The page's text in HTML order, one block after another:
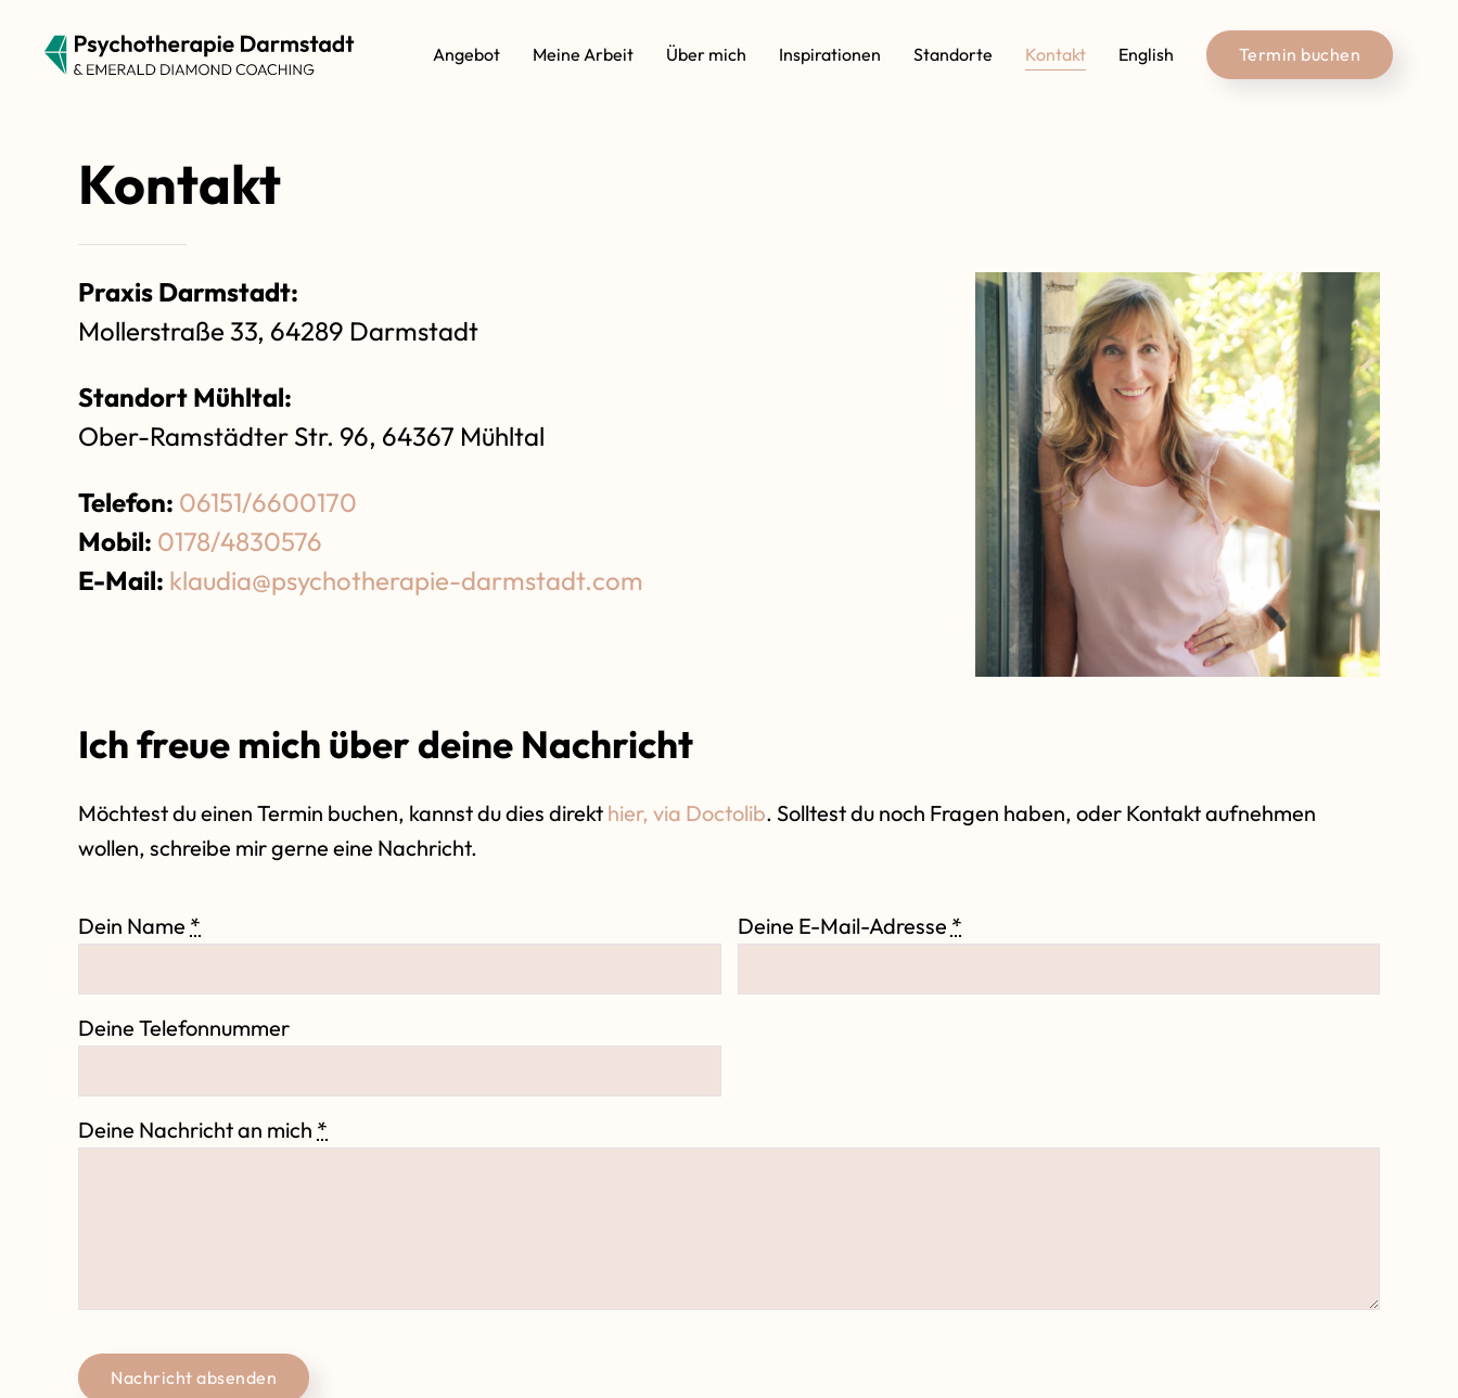
Angebot Meine Arbeit Über mich Inspirationen Standorte Kontakt English Termin buchen
Kontakt
Praxis Darmstadt:
Mollerstraße 33, 64289 Darmstadt
Standort Mühltal:
Ober-Ramstädter Str. 96, 64367 Mühltal
Telefon: 06151/6600170
Mobil: 0178/4830576
E-Mail: klaudia@psychotherapie-darmstadt.com
Ich freue mich über deine Nachricht
Möchtest du einen Termin buchen, kannst du dies direkt hier, via Doctolib. Solltest du noch Fragen haben, oder Kontakt aufnehmen
wollen, schreibe mir gerne eine Nachricht.
Dein Name * Deine E-Mail-Adresse *
Deine Telefonnummer
Deine Nachricht an mich *
Nachricht absenden